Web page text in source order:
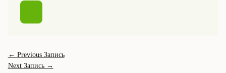
← Previous Запись
Next Запись →